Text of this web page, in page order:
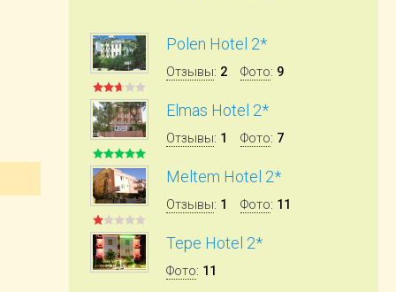
Polen Hotel 2*
Отзывы: 2 Фото: 9
Elmas Hotel 2*
Отзывы: 1 Фото: 7
Meltem Hotel 2*
Отзывы: 1 Фото: 11
Tepe Hotel 2*
Фото: 11